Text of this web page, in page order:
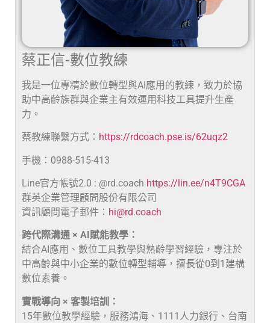
蔡正信-數位教練
我是一位專精於數位轉型與AI應用的教練，致力於協
助中高齡族群與企業主有效運用科技工具提升生產
力。
蔡教練聯繫方式： https://rdcoach.pse.is/62uqz2
手機：0988-515-413
Line官方帳號2.0 : @rd.coach https://lin.ee/n4T9CGA
群英企業管理顧問股份有限公司
資訊顧問電子郵件： hi@rd.coach
跨代際溝通 × AI賦能教學：
結合AI應用、數位工具教學與熟齡學習經驗，專注於
中高齡與中小企業的數位轉型輔導，擅長從0到1建構
數位素養。
實戰導向 × 客製培訓：
15年數位教學經驗，服務鴻海、1111人力銀行、台南